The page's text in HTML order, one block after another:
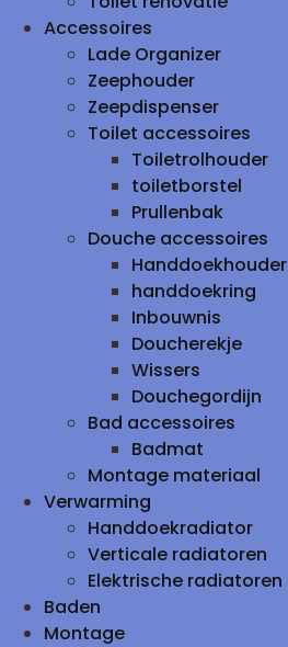
Accessoires
Lade Organizer
Zeephouder
Zeepdispenser
Toilet accessoires
Toiletrolhouder
toiletborstel
Prullenbak
Douche accessoires
Handdoekhouder
handdoekring
Inbouwnis
Doucherekje
Wissers
Douchegordijn
Bad accessoires
Badmat
Montage materiaal
Verwarming
Handdoekradiator
Verticale radiatoren
Elektrische radiatoren
Baden
Montage